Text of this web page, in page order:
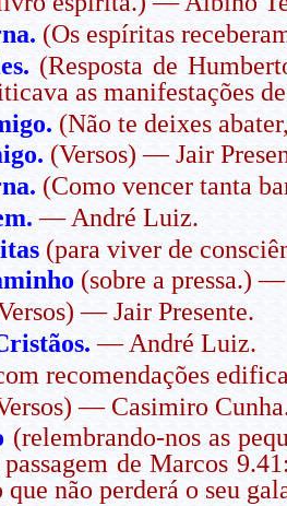
(Os espíritas
(Resposta de
as manifestações
(Não te deixes
(Versos) — Jair
(Como vencer tanta
— André Luiz.
(para viver de
(sobre a pressa.)
— Jair Presente.
— André Luiz.
recomendações
— Casimiro
(relembrando-nos as
de Marcos
não perderá o seu